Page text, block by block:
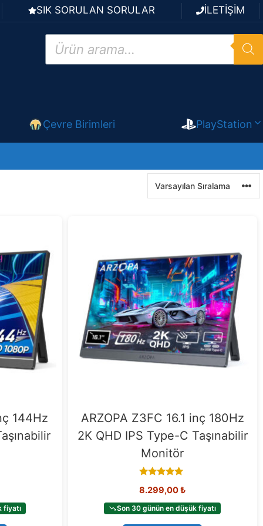
SIK SORULAN SORULAR İLETİŞİM
Products
search
Çevre Birimleri PlayStation
144Hz
fiyatı
ARZOPA Z3FC 16.1 inç 180Hz
2K QHD IPS Type-C Taşınabilir
Monitör
out of 5
8.299,00₺
Son 30 günün en düşük fiyatı